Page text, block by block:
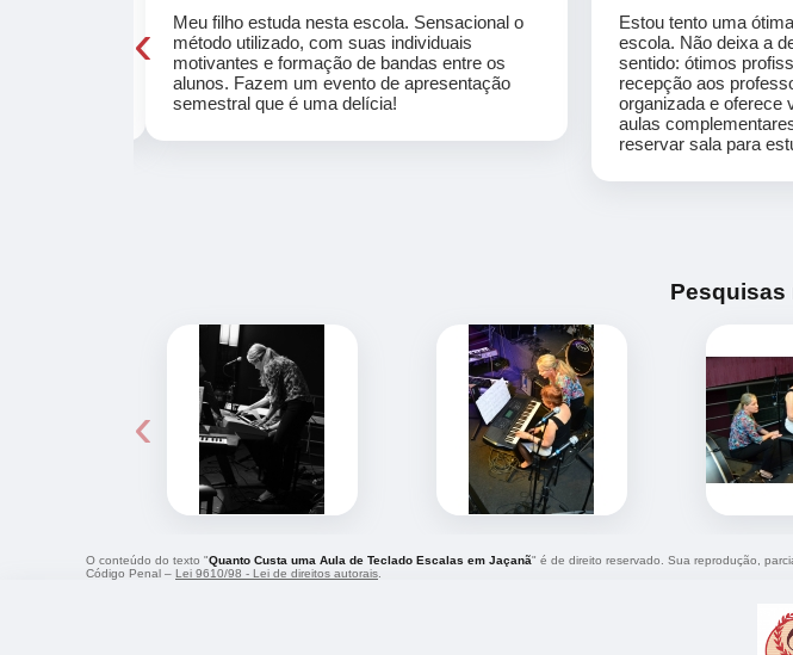
Meu filho estuda nesta escola. Sensacional o
método utilizado, com suas individuais
motivantes e formação de bandas entre os
alunos. Fazem um evento de apresentação
semestral que é uma delícia!
Estou tento uma
escola. Não deixa a
sentido: ótimos
recepção aos
organizada e oferece
aulas
reservar sala para
‹
Pesquisas
‹
O conteúdo do texto "Quanto Custa uma Aula de Teclado Escalas em Jaçanã" é de direito reservado. Sua reprodução,
Código Penal – Lei 9610/98 - Lei de direitos autorais